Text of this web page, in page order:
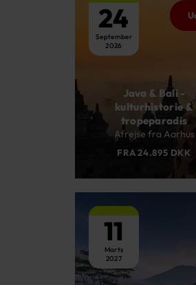
24
September
2026
Java & Bali -
kulturhistorie &
tropeparadis
Afrejse fra Aarhus
FRA 24.895 DKK
11
Marts
2027